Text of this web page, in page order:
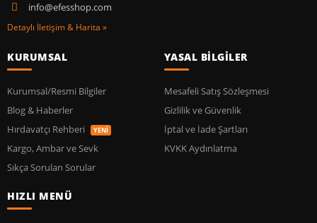
info@efesshop.com
Detaylı İletişim & Harita »
KURUMSAL
Kurumsal/Resmi Bilgiler
Blog & Haberler
Hırdavatçı Rehberi
YENİ
Kargo, Ambar ve Sevk
Sıkça Sorulan Sorular
YASAL BİLGİLER
Mesafeli Satış Sözleşmesi
Gizlilik ve Güvenlik
İptal ve İade Şartları
KVKK Aydınlatma
HIZLI MENÜ